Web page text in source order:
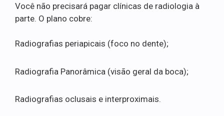
Você não precisará pagar clínicas de radiologia à
parte. O plano cobre:
Radiografias periapicais (foco no dente);
Radiografia Panorâmica (visão geral da boca);
Radiografias oclusais e interproximais.